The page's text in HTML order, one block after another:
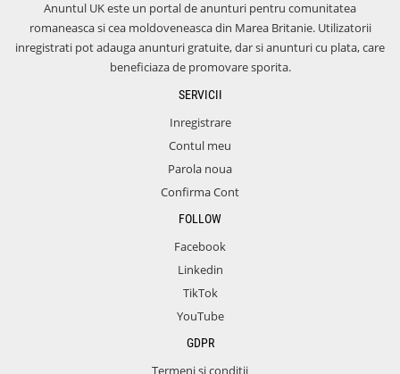
Anuntul UK este un portal de anunturi pentru comunitatea
romaneasca si cea moldoveneasca din Marea Britanie. Utilizatorii
inregistrati pot adauga anunturi gratuite, dar si anunturi cu plata, care
beneficiaza de promovare sporita.
SERVICII
Inregistrare
Contul meu
Parola noua
Confirma Cont
FOLLOW
Facebook
Linkedin
TikTok
YouTube
GDPR
Termeni si conditii